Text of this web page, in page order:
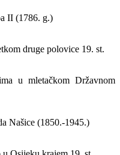
II (1786. g.)
druge polovice 19. st.
u mletačkom Državnom
Našice (1850.-1945.)